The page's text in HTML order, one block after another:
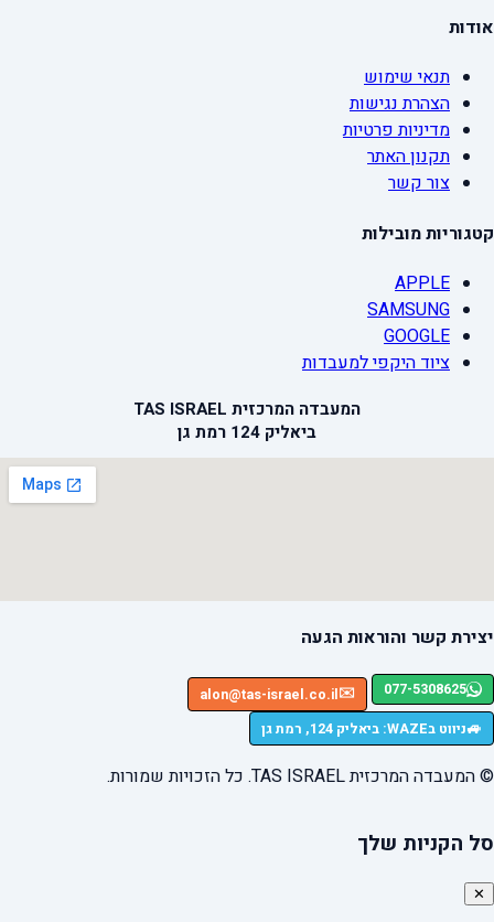
אודות
תנאי שימוש
הצהרת נגישות
מדיניות פרטיות
תקנון האתר
צור קשר
קטגוריות מובילות
APPLE
SAMSUNG
GOOGLE
ציוד היקפי למעבדות
המעבדה המרכזית TAS ISRAEL
ביאליק 124 רמת גן
יצירת קשר והוראות הגעה
077-5308625
✉️
alon@tas-israel.co.il
🚙ניווט בWAZE: ביאליק 124, רמת גן
© המעבדה המרכזית TAS ISRAEL. כל הזכויות שמורות.
סל הקניות שלך
✕